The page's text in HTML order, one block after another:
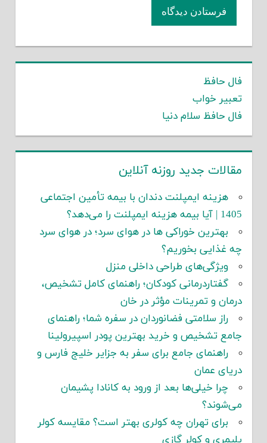
فال حافظ
تعبیر خواب
فال حافظ سلام دنیا
مقالات جدید روزنه آنلاین
هزینه ایمپلنت دندان با بیمه تأمین اجتماعی
1405 | آیا بیمه هزینه ایمپلنت را می‌دهد؟
بهترین خوراکی ها در هوای سرد؛ در هوای سرد
چه غذایی بخوریم؟
ویژگی‌های طراحی داخلی منزل
گفتاردرمانی کودکان؛ راهنمای کامل تشخیص،
درمان و تمرینات مؤثر در خان
راز سلامتی فضانوردان در سفره شما؛ راهنمای
جامع تشخیص و خرید بهترین پودر اسپیرولینا
راهنمای جامع برای سفر به جزایر خلیج فارس و
دریای عمان
چرا خیلی‌ها بعد از ورود به کانادا پشیمان
می‌شوند؟
برای تهران چه کولری بهتر است؟ مقایسه کولر